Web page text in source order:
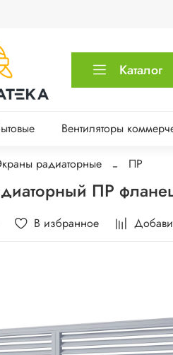
Каталог
Вентиляторы
радиаторные ПР
ПР
В избранное